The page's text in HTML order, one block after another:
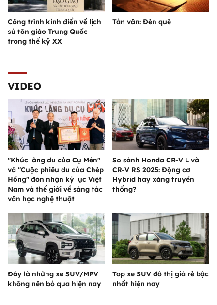
Công trình kinh điển về lịch
sử tôn giáo Trung Quốc
trong thế kỷ XX
Tản văn: Đèn quê
VIDEO
"Khúc lãng du của Cụ Mén"
và "Cuộc phiêu du của Chép
Hồng" đón nhận kỷ lục Việt
Nam và thế giới về sáng tác
văn học nghệ thuật
So sánh Honda CR-V L và
CR-V RS 2025: Động cơ
Hybrid hay xăng truyền
thống?
Đây là những xe SUV/MPV
không nên bỏ qua hiện nay
Top xe SUV đô thị giá rẻ bậc
nhất hiện nay